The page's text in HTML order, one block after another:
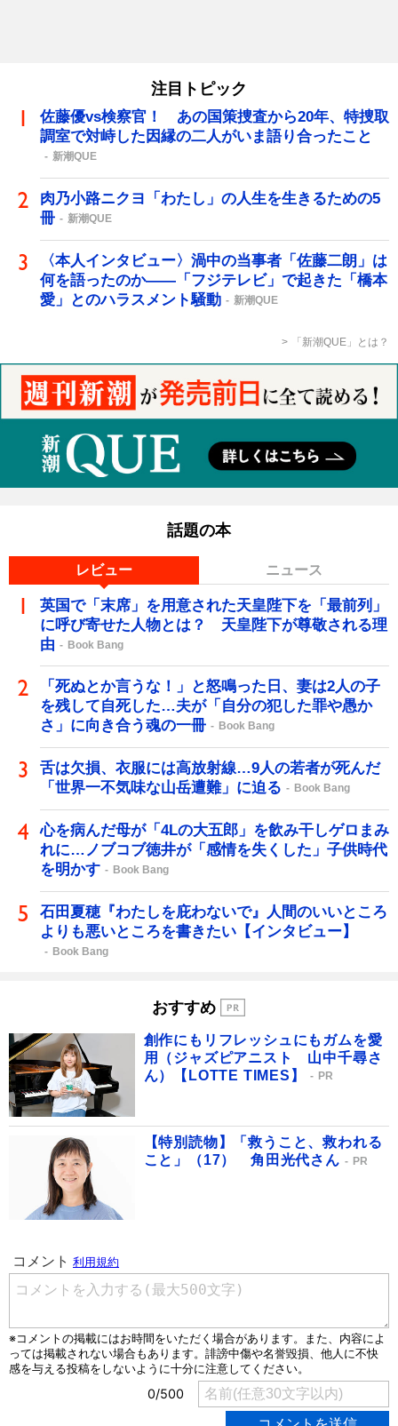
注目トピック
佐藤優vs検察官！ あの国策捜査から20年、特捜取
調室で対峙した因縁の二人がいま語り合ったこと
新潮QUE
肉乃小路ニクヨ「わたし」の人生を生きるための5
冊
新潮QUE
〈本人インタビュー〉渦中の当事者「佐藤二朗」は
何を語ったのか――「フジテレビ」で起きた「橋本
愛」とのハラスメント騒動
新潮QUE
「新潮QUE」とは？
話題の本
レビュー ニュース
英国で「末席」を用意された天皇陛下を「最前列」
に呼び寄せた人物とは？ 天皇陛下が尊敬される理
由
Book Bang
「死ぬとか言うな！」と怒鳴った日、妻は2人の子
を残して自死した…夫が「自分の犯した罪や愚か
さ」に向き合う魂の一冊
Book Bang
舌は欠損、衣服には高放射線…9人の若者が死んだ
「世界一不気味な山岳遭難」に迫る
Book Bang
心を病んだ母が「4Lの大五郎」を飲み干しゲロまみ
れに…ノブコブ徳井が「感情を失くした」子供時代
を明かす
Book Bang
石田夏穂『わたしを庇わないで』人間のいいところ
よりも悪いところを書きたい【インタビュー】
Book Bang
おすすめ
創作にもリフレッシュにもガムを愛
用（ジャズピアニスト 山中千尋さ
ん）【LOTTE TIMES】
PR
【特別読物】「救うこと、救われる
こと」（17） 角田光代さん
PR